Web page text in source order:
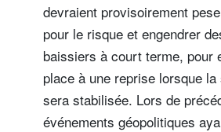
devraient provisoirement
pour le risque et engendrer
baissiers à court terme, pour
place à une reprise lorsque
sera stabilisée. Lors de
événements géopolitiques